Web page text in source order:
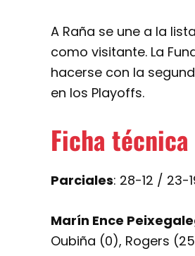
A Raña se une a la
como visitante. La
hacerse con la
en los Playoffs.
Ficha técnica
Parciales: 28-12 / 23-
Marín Ence
Oubiña (0), Rogers